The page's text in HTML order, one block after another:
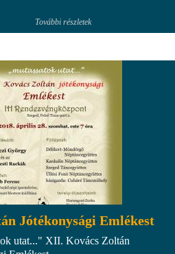
További részletek
Jótékonysági Emlékest
utat..." XII. Kovács Zoltán